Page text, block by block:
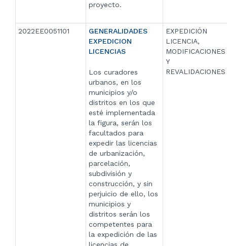
proyecto.
2022EE0051101
GENERALIDADES
EXPEDICION
LICENCIAS
Los curadores
urbanos, en los
municipios y/o
distritos en los que
esté implementada
la figura, serán los
facultados para
expedir las licencias
de urbanización,
parcelación,
subdivisión y
construcción, y sin
perjuicio de ello, los
municipios y
distritos serán los
competentes para
la expedición de las
EXPEDICIÓN
LICENCIA,
MODIFICACIONES
Y
REVALIDACIONES